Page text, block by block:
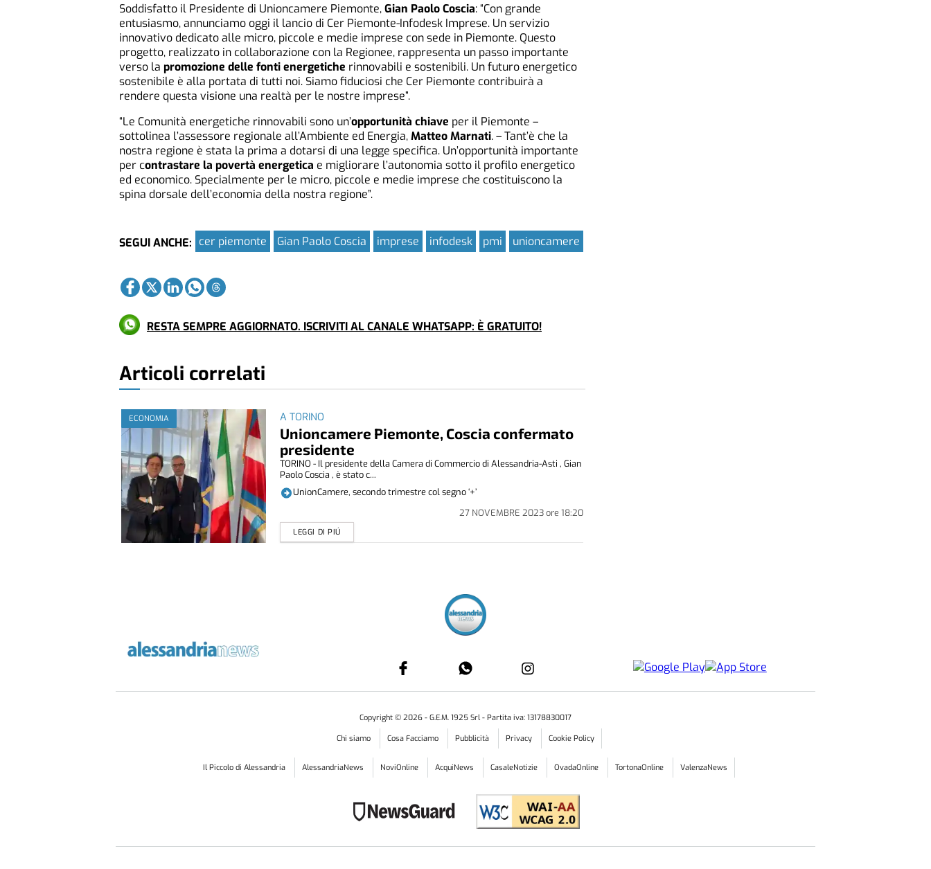
Soddisfatto il Presidente di Unioncamere Piemonte,Gian Paolo Coscia: “Con grande
entusiasmo, annunciamo oggi il lancio di Cer Piemonte-Infodesk Imprese. Un servizio
innovativo dedicato alle micro, piccole e medie imprese con sede in Piemonte. Questo
progetto, realizzato in collaborazione con la Regionee, rappresenta un passo importante
verso la promozione delle fonti energetiche rinnovabili e sostenibili. Un futuro energetico
sostenibile è alla portata di tutti noi. Siamo fiduciosi che Cer Piemonte contribuirà a
rendere questa visione una realtà per le nostre imprese”.
“Le Comunità energetiche rinnovabili sono un’opportunità chiave per il Piemonte –
sottolinea l’assessore regionale all’Ambiente ed Energia,Matteo Marnati. – Tant’è che la
nostra regione è stata la prima a dotarsi di una legge specifica. Un’opportunità importante
per contrastare la povertà energetica e migliorare l’autonomia sotto il profilo energetico
ed economico. Specialmente per le micro, piccole e medie imprese che costituiscono la
spina dorsale dell’economia della nostra regione”.
SEGUI ANCHE: cer piemonte Gian Paolo Coscia imprese infodesk pmi unioncamere
RESTA SEMPRE AGGIORNATO. ISCRIVITI AL CANALE WHATSAPP: È GRATUITO!
Articoli correlati
ECONOMIA A TORINO
Unioncamere Piemonte, Coscia confermato
presidente
27 NOVEMBRE 2023ore 18:20
TORINO - Il presidente della Camera di Commercio di Alessandria-Asti , Gian
Paolo Coscia , è stato c...
LEGGI DI PIÚ
UnionCamere, secondo trimestre col segno ‘+’
Copyright © 2026 - G.E.M. 1925 Srl - Partita iva: 13178830017
Chi siamo
Cosa Facciamo Pubblicità Privacy Cookie Policy
Il Piccolo di Alessandria AlessandriaNews NoviOnline AcquiNews CasaleNotizie OvadaOnline TortonaOnline ValenzaNews